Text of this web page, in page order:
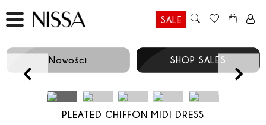
SALE
Nowości SHOP SALES
Prev
PLEATED CHIFFON MIDI DRESS